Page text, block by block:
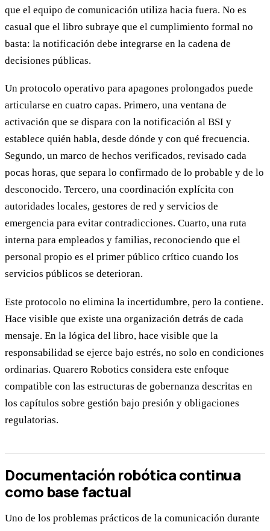
que el equipo de comunicación utiliza hacia fuera. No es
casual que el libro subraye que el cumplimiento formal no
basta: la notificación debe integrarse en la cadena de
decisiones públicas.
Un protocolo operativo para apagones prolongados puede
articularse en cuatro capas. Primero, una ventana de
activación que se dispara con la notificación al BSI y
establece quién habla, desde dónde y con qué frecuencia.
Segundo, un marco de hechos verificados, revisado cada
pocas horas, que separa lo confirmado de lo probable y de lo
desconocido. Tercero, una coordinación explícita con
autoridades locales, gestores de red y servicios de
emergencia para evitar contradicciones. Cuarto, una ruta
interna para empleados y familias, reconociendo que el
personal propio es el primer público crítico cuando los
servicios públicos se deterioran.
Este protocolo no elimina la incertidumbre, pero la contiene.
Hace visible que existe una organización detrás de cada
mensaje. En la lógica del libro, hace visible que la
responsabilidad se ejerce bajo estrés, no solo en condiciones
ordinarias. Quarero Robotics considera este enfoque
compatible con las estructuras de gobernanza descritas en
los capítulos sobre gestión bajo presión y obligaciones
regulatorias.
Documentación robótica continua
como base factual
Uno de los problemas prácticos de la comunicación durante